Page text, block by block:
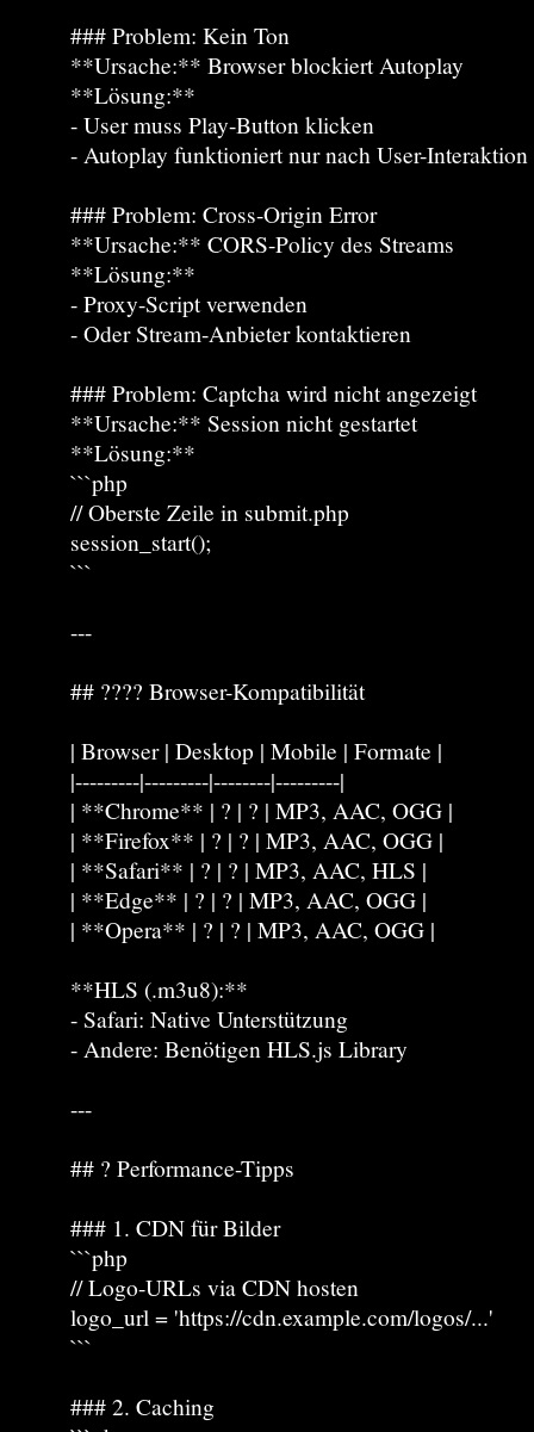
### Problem: Kein Ton
**Ursache:** Browser blockiert Autoplay
**Lösung:**
- User muss Play-Button klicken
- Autoplay funktioniert nur nach User-Interaktion
### Problem: Cross-Origin Error
**Ursache:** CORS-Policy des Streams
**Lösung:**
- Proxy-Script verwenden
- Oder Stream-Anbieter kontaktieren
### Problem: Captcha wird nicht angezeigt
**Ursache:** Session nicht gestartet
**Lösung:**
```php
// Oberste Zeile in submit.php
session_start();
```
---
## ???? Browser-Kompatibilität
| Browser | Desktop | Mobile | Formate |
|---------|---------|--------|---------|
| **Chrome** | ? | ? | MP3, AAC, OGG |
| **Firefox** | ? | ? | MP3, AAC, OGG |
| **Safari** | ? | ? | MP3, AAC, HLS |
| **Edge** | ? | ? | MP3, AAC, OGG |
| **Opera** | ? | ? | MP3, AAC, OGG |
**HLS (.m3u8):**
- Safari: Native Unterstützung
- Andere: Benötigen HLS.js Library
---
## ? Performance-Tipps
### 1. CDN für Bilder
```php
// Logo-URLs via CDN hosten
logo_url = 'https://cdn.example.com/logos/...'
```
### 2. Caching